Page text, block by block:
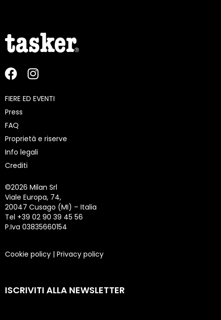
FIERE ED EVENTI
Press
FAQ
Proprietà e riserve
Info legali
Crediti
©2026 Milan Srl
Viale Europa, 74,
20047 Cusago (MI) – Italia
Tel +39 02 90 39 45 56
P.Iva 03835660154
Cookie policy | Privacy policy
ISCRIVITI ALLA NEWSLETTER